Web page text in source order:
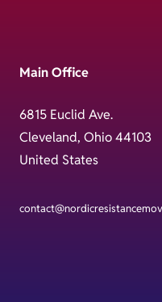
Main Office
6815 Euclid Ave.
Cleveland, Ohio 44103
United States